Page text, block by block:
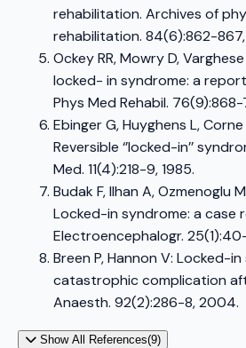
rehabilitation. Archives of
rehabilitation. 84(6):862-
Ockey RR, Mowry D,
locked- in syndrome: a
Phys Med Rehabil. 76(9):868-
Ebinger G, Huyghens L,
Reversible ‘’locked-in’’
Med. 11(4):218-9, 1985.
Budak F, Ilhan A, Ozmenoglu
Locked-in syndrome: a case
Electroencephalogr.
Breen P, Hannon V: Locked-
catastrophic complication
Anaesth. 92(2):286-8, 2004.
Show All References(9)